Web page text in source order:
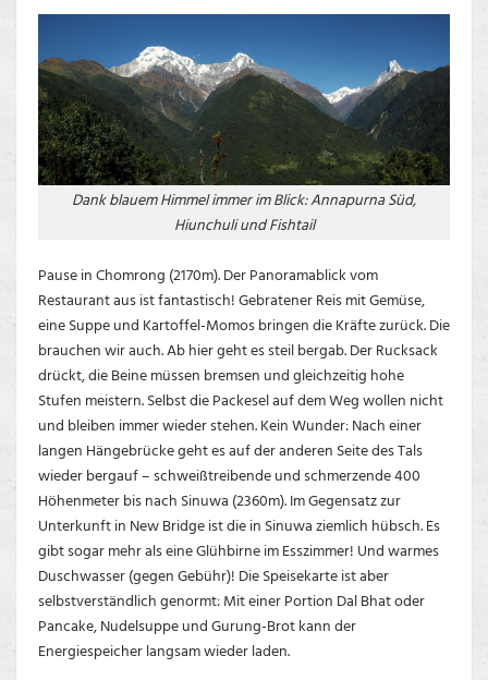
Dank blauem Himmel immer im Blick: Annapurna Süd,
Hiunchuli und Fishtail
Pause in Chomrong (2170m). Der Panoramablick vom
Restaurant aus ist fantastisch! Gebratener Reis mit Gemüse,
eine Suppe und Kartoffel-Momos bringen die Kräfte zurück. Die
brauchen wir auch. Ab hier geht es steil bergab. Der Rucksack
drückt, die Beine müssen bremsen und gleichzeitig hohe
Stufen meistern. Selbst die Packesel auf dem Weg wollen nicht
und bleiben immer wieder stehen. Kein Wunder: Nach einer
langen Hängebrücke geht es auf der anderen Seite des Tals
wieder bergauf – schweißtreibende und schmerzende 400
Höhenmeter bis nach Sinuwa (2360m). Im Gegensatz zur
Unterkunft in New Bridge ist die in Sinuwa ziemlich hübsch. Es
gibt sogar mehr als eine Glühbirne im Esszimmer! Und warmes
Duschwasser (gegen Gebühr)! Die Speisekarte ist aber
selbstverständlich genormt: Mit einer Portion Dal Bhat oder
Pancake, Nudelsuppe und Gurung-Brot kann der
Energiespeicher langsam wieder laden.